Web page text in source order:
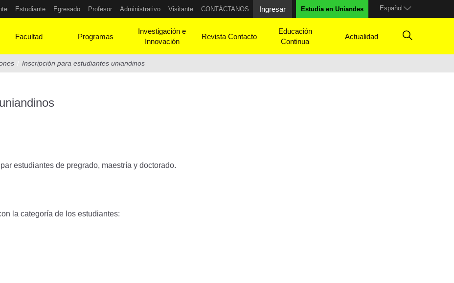
Español
Estudiante Egresado Profesor Administrativo Visitante CONTÁCTANOS Ingresar Estudia en Uniandes
Facultad Programas
Investigación e
Innovación
Revista Contacto
Educación
Continua
Actualidad
/ Inscripción para estudiantes uniandinos
estudiantes de pregrado, maestría y doctorado.
la categoría de los estudiantes: